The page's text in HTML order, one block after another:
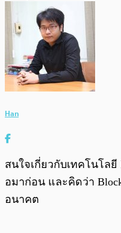
Han
สนใจเกี่ยวกับเทคโนโลยี
อมาก่อน และคิดว่า
อนาคต